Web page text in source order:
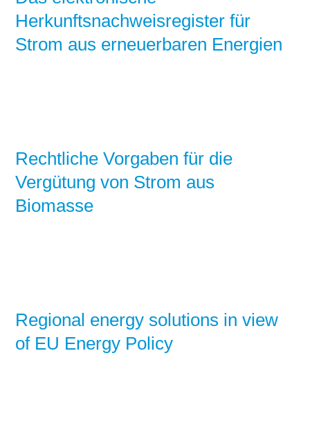
Herkunftsnachweisregister für
Strom aus erneuerbaren Energien
Rechtliche Vorgaben für die
Vergütung von Strom aus
Biomasse
Regional energy solutions in view
of EU Energy Policy